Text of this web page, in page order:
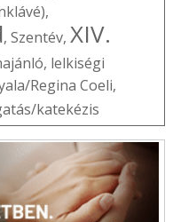
,
, Szentév, XIV.
, lelkiségi
Regina Coeli,
katekézis